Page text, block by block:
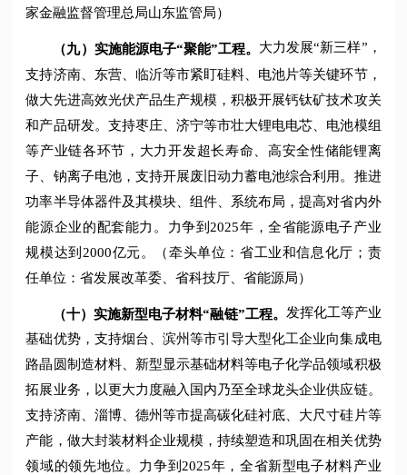
家金融监督管理总局山东监管局）
（九）实施能源电子“聚能”工程。 大力发展“新三样”，
支持济南、东营、临沂等市紧盯硅料、电池片等关键环节，
做大先进高效光伏产品生产规模，积极开展钙钛矿技术攻关
和产品研发。支持枣庄、济宁等市壮大锂电电芯、电池模组
等产业链各环节，大力开发超长寿命、高安全性储能锂离
子、钠离子电池，支持开展废旧动力蓄电池综合利用。推进
功率半导体器件及其模块、组件、系统布局，提高对省内外
能源企业的配套能力。力争到2025年，全省能源电子产业
规模达到2000亿元。（牵头单位：省工业和信息化厅；责
任单位：省发展改革委、省科技厅、省能源局）
（十）实施新型电子材料“融链”工程。 发挥化工等产业
基础优势，支持烟台、滨州等市引导大型化工企业向集成电
路晶圆制造材料、新型显示基础材料等电子化学品领域积极
拓展业务，以更大力度融入国内乃至全球龙头企业供应链。
支持济南、淄博、德州等市提高碳化硅衬底、大尺寸硅片等
产能，做大封装材料企业规模，持续塑造和巩固在相关优势
领域的领先地位。力争到2025年，全省新型电子材料产业